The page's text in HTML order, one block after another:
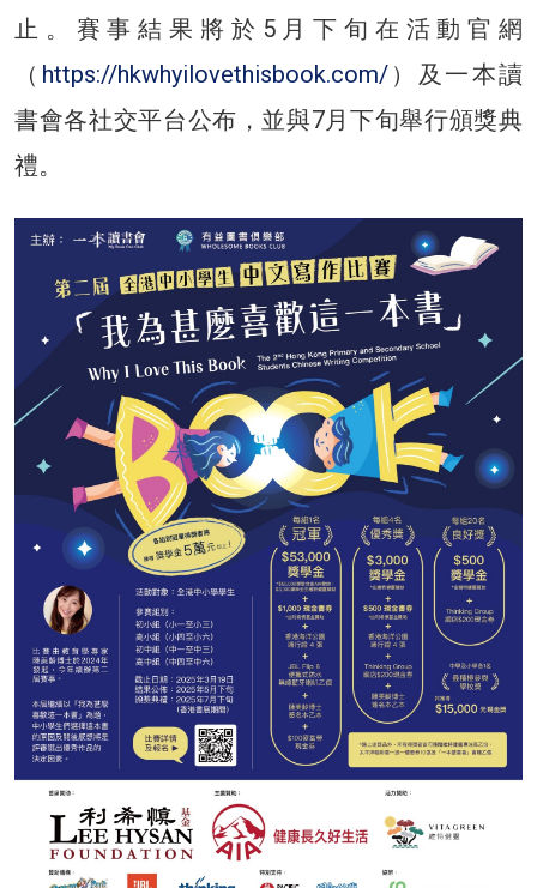
止。賽事結果將於5月下旬在活動官網
（ https://hkwhyilovethisbook.com/）及一本讀
書會各社交平台公布，並與7月下旬舉行頒獎典
禮。